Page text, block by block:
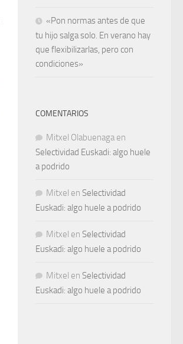
«Pon normas antes de que
tu hijo salga solo. En verano hay
que flexibilizarlas, pero con
condiciones»
COMENTARIOS
Mitxel Olabuenaga en
Selectividad Euskadi: algo huele
a podrido
Mitxel en Selectividad
Euskadi: algo huele a podrido
Mitxel en Selectividad
Euskadi: algo huele a podrido
Mitxel en Selectividad
Euskadi: algo huele a podrido